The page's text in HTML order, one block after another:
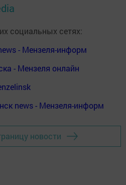
социальных сетях:
- Мензеля-информ
- Мензеля онлайн
news - Мензеля-информ
новости